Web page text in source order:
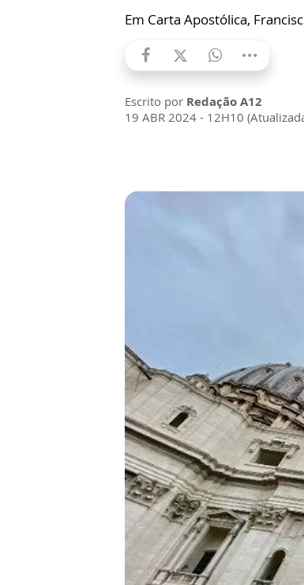
Em Carta Apostólica,
Escrito por Redação A12
19 ABR 2024 - 12H10